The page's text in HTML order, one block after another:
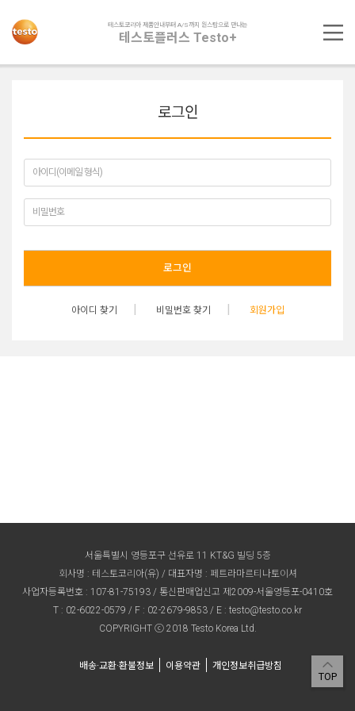
테스토코리아 제품안내부터 A/S까지 원스탑으로 만나는
테스토플러스 Testo+
로그인
로그인
아이디 찾기 비밀번호 찾기 회원가입
서울특별시 영등포구 선유로 11 KT&G 빌딩 5층
회사명 : 테스토코리아(유) / 대표자명 : 페트라마르티나토이셔
사업자등록번호 : 107-81-75193 / 통신판매업신고 제2009-서울영등포-0410호
T : 02-6022-0579 / F : 02-2679-9853 / E : testo@testo.co.kr
COPYRIGHT ⓒ 2018 Testo Korea Ltd.
배송·교환·환불정보 이용약관 개인정보취급방침
TOP